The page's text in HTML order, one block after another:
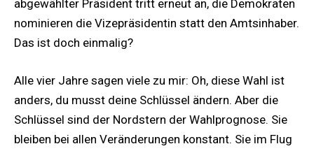
abgewählter Präsident tritt erneut an, die Demokraten
nominieren die Vizepräsidentin statt den Amtsinhaber.
Das ist doch einmalig?
Alle vier Jahre sagen viele zu mir: Oh, diese Wahl ist
anders, du musst deine Schlüssel ändern. Aber die
Schlüssel sind der Nordstern der Wahlprognose. Sie
bleiben bei allen Veränderungen konstant. Sie im Flug